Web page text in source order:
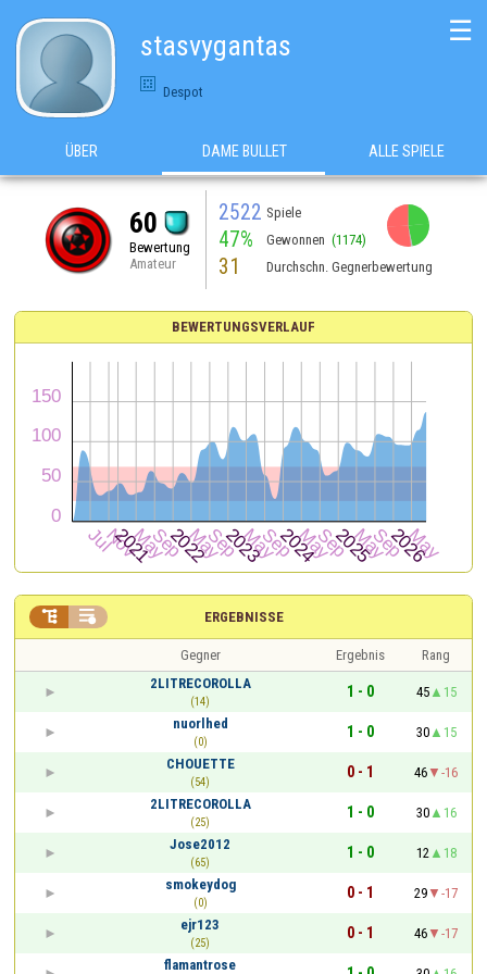
stasvygantas
Despot
☰
ÜBER DAME BULLET ALLE SPIELE
60
Bewertung
Amateur
2522 Spiele
47% Gewonnen (1174)
31 Durchschn. Gegnerbewertung
BEWERTUNGSVERLAUF
ERGEBNISSE
 
Gegner Ergebnis
Rang
2LITRECOROLLA
(14)
1 - 0 45
15
nuorlhed
(0)
1 - 0 30
15
CHOUETTE
(54)
0 - 1 46
-16
2LITRECOROLLA
(25)
1 - 0 30
16
Jose2012
(65)
1 - 0 12
18
smokeydog
(0)
0 - 1 29
-17
ejr123
(25)
0 - 1 46
-17
flamantrose